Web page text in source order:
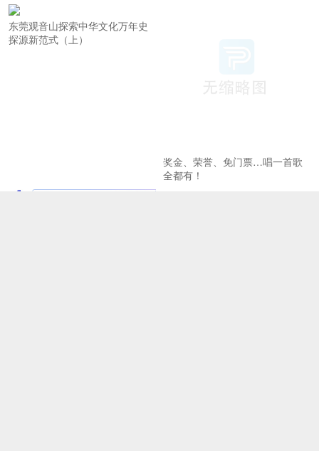
东莞观音山探索中华文化万年史
探源新范式（上）
奖金、荣誉、免门票…唱一首歌
全都有！